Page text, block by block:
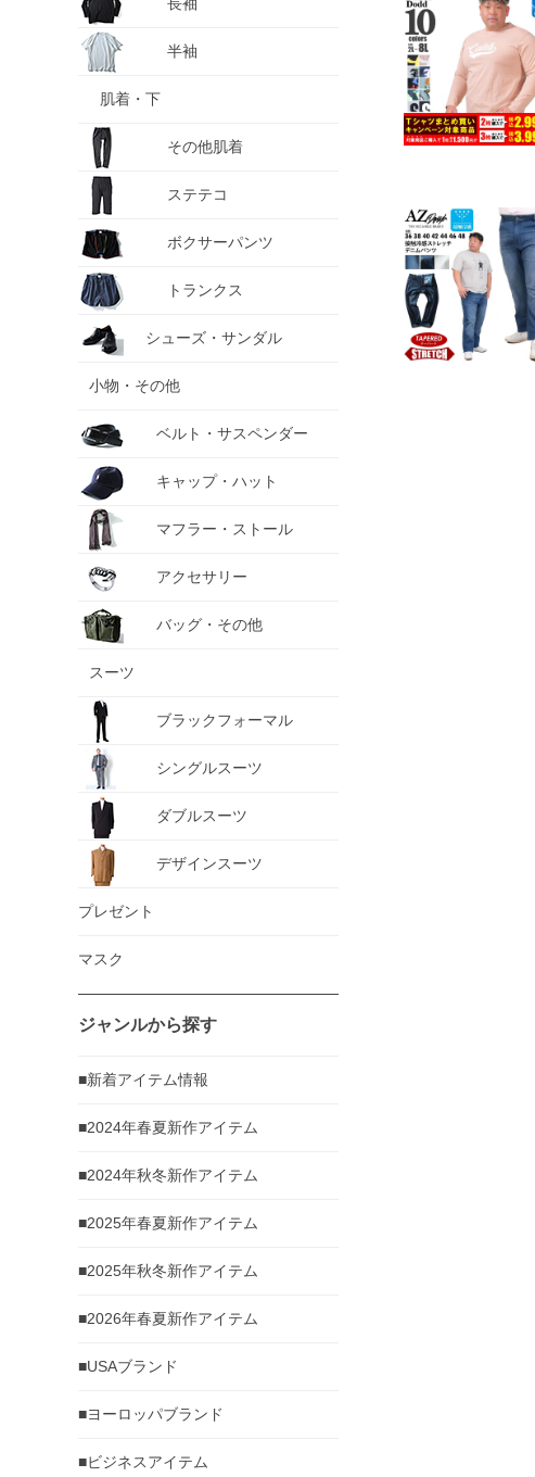
半袖
肌着・下
その他肌着
ステテコ
ボクサーパンツ
トランクス
シューズ・サンダル
小物・その他
ベルト・サスペンダー
キャップ・ハット
マフラー・ストール
アクセサリー
バッグ・その他
スーツ
ブラックフォーマル
シングルスーツ
ダブルスーツ
デザインスーツ
プレゼント
マスク
ジャンルから探す
■新着アイテム情報
■2024年春夏新作アイテム
■2024年秋冬新作アイテム
■2025年春夏新作アイテム
■2025年秋冬新作アイテム
■2026年春夏新作アイテム
■USAブランド
■ヨーロッパブランド
■ビジネスアイテム